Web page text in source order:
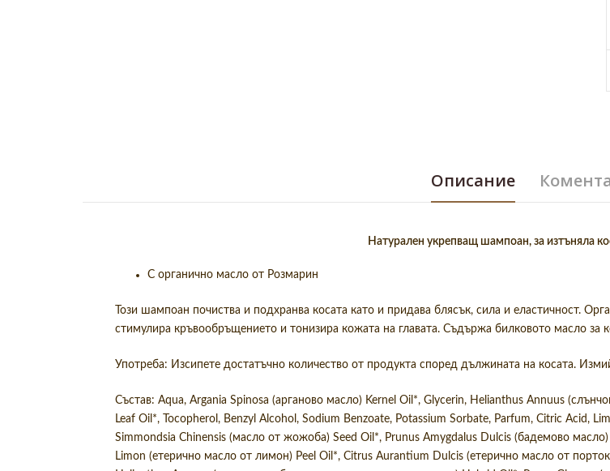
Описание
Натурален укрепващ шампоан, за изтъняла
С органично масло от Розмарин
Този шампоан почиства и подхранва косата като и придава блясък, сила и еластичност.
стимулира кръвообръщението и тонизира кожата на главата. Съдържа билковото масло
Употреба: Изсипете достатъчно количество от продукта според дължината на косата.
Състав: Aqua, Argania Spinosa (арганово масло) Kernel Oil*, Glycerin, Helianthus Annuus
Leaf Oil*, Tocopherol, Benzyl Alcohol, Sodium Benzoate, Potassium Sorbate, Parfum, Citric Acid,
Simmondsia Chinensis (масло от жожоба) Seed Oil*, Prunus Amygdalus Dulcis (бадемово
Limon (етерично масло от лимон) Peel Oil*, Citrus Aurantium Dulcis (етерично масло от